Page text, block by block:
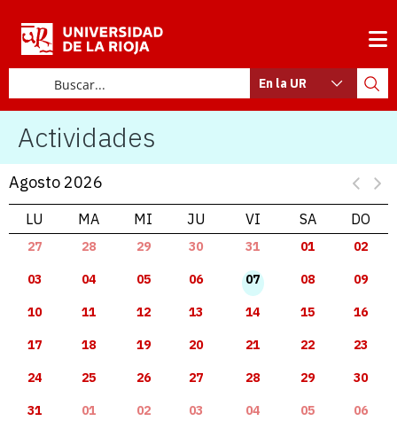
En la UR
Actividades
Agosto 2026
LU MA MI JU VI SA DO
27 28 29 30 31 01 02
03 04 05 06 07 08 09
10 11 12 13 14 15 16
17 18 19 20 21 22 23
24 25 26 27 28 29 30
31 01 02 03 04 05 06